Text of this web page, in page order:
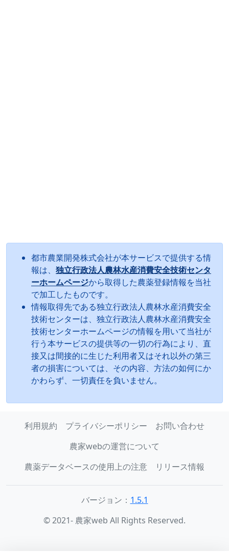
都市農業開発株式会社が本サービスで提供する情
報は、 独立行政法人農林水産消費安全技術センタ
ーホームページから取得した農薬登録情報を当社
で加工したものです。
情報取得先である独立行政法人農林水産消費安全
技術センターは、独立行政法人農林水産消費安全
技術センターホームページの情報を用いて当社が
行う本サービスの提供等の一切の行為により、直
接又は間接的に生じた利用者又はそれ以外の第三
者の損害については、その内容、方法の如何にか
かわらず、一切責任を負いません。
利用規約 プライバシーポリシー
お問い合わせ
農家webの運営について
農薬データベースの使用上の注意
リリース情報
バージョン： 1.5.1
© 2021- 農家web All Rights Reserved.